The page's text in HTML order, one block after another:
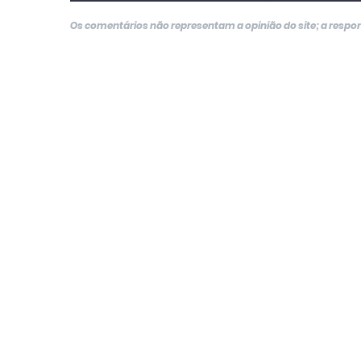
Os comentários não representam a opinião do site; a